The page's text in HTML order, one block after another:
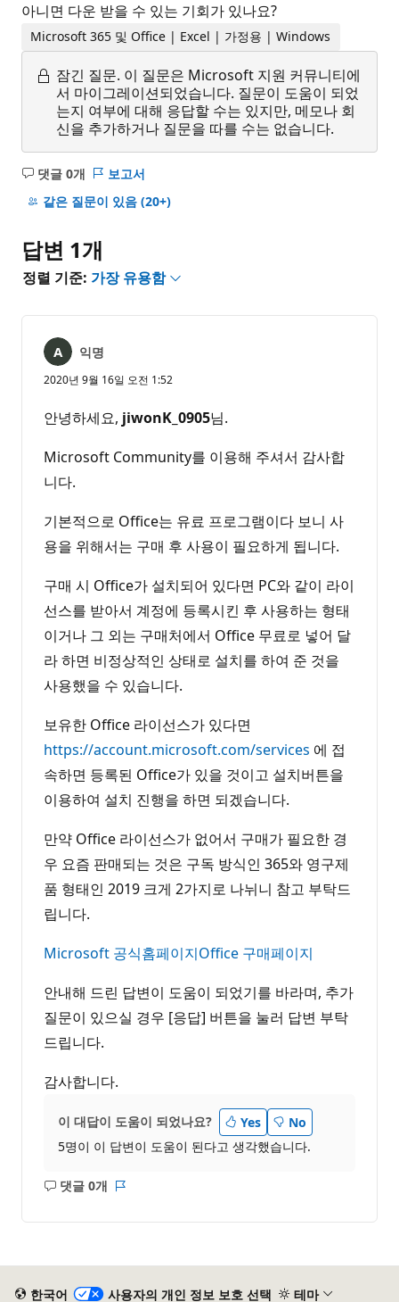
아니면 다운 받을 수 있는 기회가 있나요?
Microsoft 365 및 Office | Excel | 가정용 | Windows
잠긴 질문. 이 질문은 Microsoft 지원 커뮤니티에
서 마이그레이션되었습니다. 질문이 도움이 되었
는지 여부에 대해 응답할 수는 있지만, 메모나 회
신을 추가하거나 질문을 따를 수는 없습니다.
댓글 0개
설
명
음
보고서
같은 질문이 있음 (20+)
답변 1개
정렬 기준: 가장 유용함
익명
2020년 9월 16일 오전 1:52
안녕하세요, jiwonK_0905님.
Microsoft Community를 이용해 주셔서 감사합
니다.
기본적으로 Office는 유료 프로그램이다 보니 사
용을 위해서는 구매 후 사용이 필요하게 됩니다.
구매 시 Office가 설치되어 있다면 PC와 같이 라이
선스를 받아서 계정에 등록시킨 후 사용하는 형태
이거나 그 외는 구매처에서 Office 무료로 넣어 달
라 하면 비정상적인 상태로 설치를 하여 준 것을
사용했을 수 있습니다.
보유한 Office 라이선스가 있다면
https://account.microsoft.com/services 에 접
속하면 등록된 Office가 있을 것이고 설치버튼을
이용하여 설치 진행을 하면 되겠습니다.
만약 Office 라이선스가 없어서 구매가 필요한 경
우 요즘 판매되는 것은 구독 방식인 365와 영구제
품 형태인 2019 크게 2가지로 나뉘니 참고 부탁드
립니다.
Microsoft 공식홈페이지Office 구매페이지
안내해 드린 답변이 도움이 되었기를 바라며, 추가
질문이 있으실 경우 [응답] 버튼을 눌러 답변 부탁
드립니다.
감사합니다.
이 대답이 도움이 되었나요? Yes
No
5명이 이 답변이 도움이 된다고 생각했습니다.
댓글 0개
설
한국어 사용자의 개인 정보 보호 선택 테마